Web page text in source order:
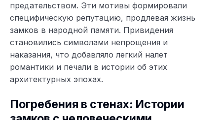
предательством. Эти мотивы формировали
специфическую репутацию, продлевая жизнь
замков в народной памяти. Привидения
становились символами непрощения и
наказания, что добавляло легкий налет
романтики и печали в истории об этих
архитектурных эпохах.
Погребения в стенах: Истории